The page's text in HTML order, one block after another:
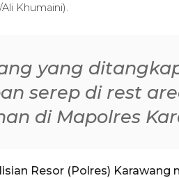
Khumaini).
yang
serep di rest
di Mapolres
Resor (Polres)